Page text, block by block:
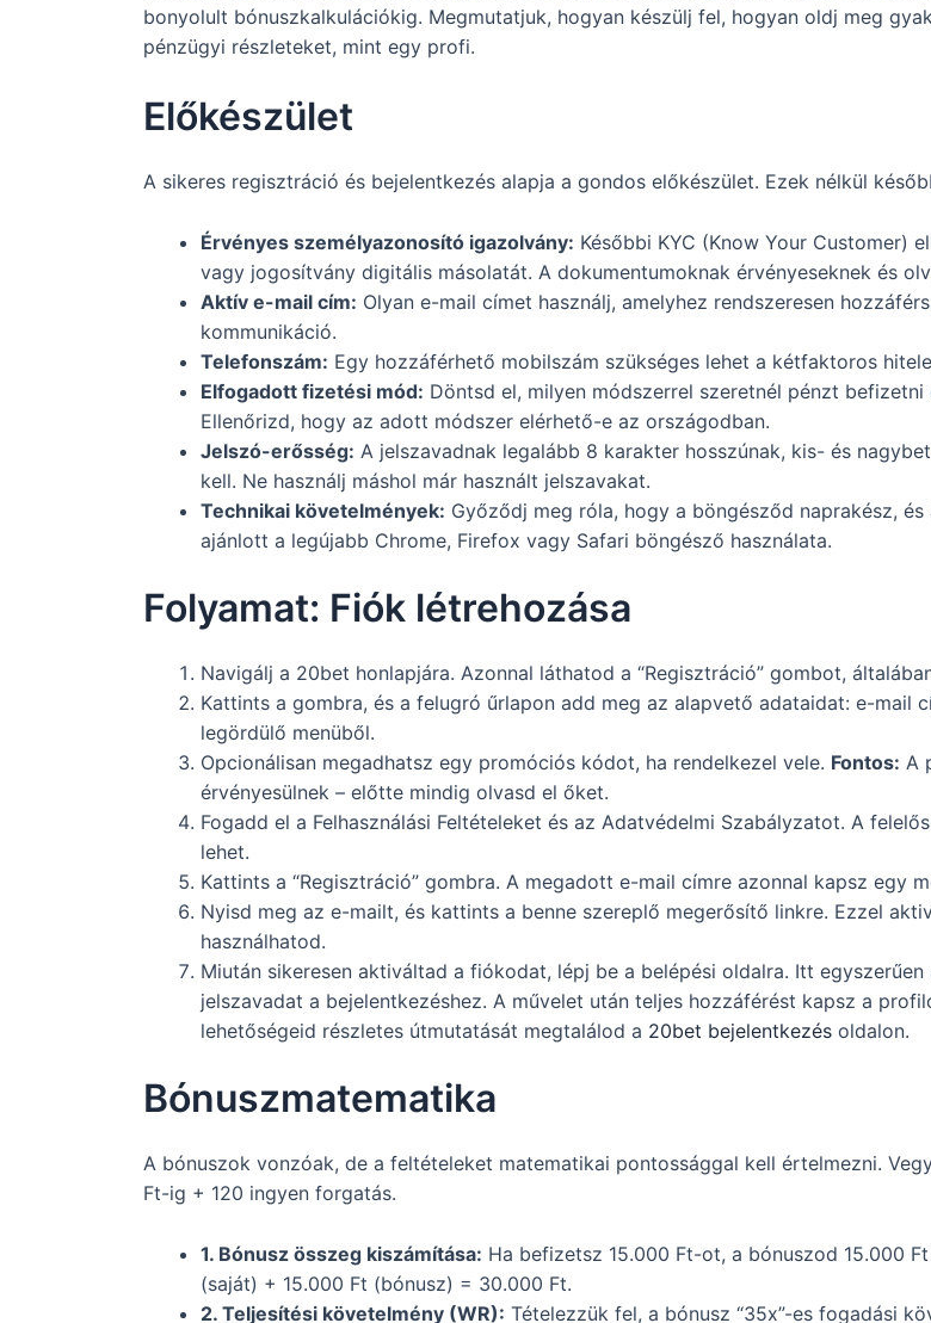
bonyolult bónuszkalkulációkig. Megmutatjuk, hogyan készülj fel, hogyan oldj meg
pénzügyi részleteket, mint egy profi.
Előkészület
A sikeres regisztráció és bejelentkezés alapja a gondos előkészület. Ezek nélkül
Érvényes személyazonosító igazolvány: Későbbi KYC (Know Your Customer)
vagy jogosítvány digitális másolatát. A dokumentumoknak érvényeseknek és
Aktív e-mail cím: Olyan e-mail címet használj, amelyhez rendszeresen
kommunikáció.
Telefonszám: Egy hozzáférhető mobilszám szükséges lehet a kétfaktoros
Elfogadott fizetési mód: Döntsd el, milyen módszerrel szeretnél pénzt
Ellenőrizd, hogy az adott módszer elérhető-e az országodban.
Jelszó-erősség: A jelszavadnak legalább 8 karakter hosszúnak, kis- és
kell. Ne használj máshol már használt jelszavakat.
Technikai követelmények: Győződj meg róla, hogy a böngésződ naprakész,
ajánlott a legújabb Chrome, Firefox vagy Safari böngésző használata.
Folyamat: Fiók létrehozása
Navigálj a 20bet honlapjára. Azonnal láthatod a “Regisztráció” gombot,
Kattints a gombra, és a felugró űrlapon add meg az alapvető adataidat: e-mail
legördülő menüből.
Opcionálisan megadhatsz egy promóciós kódot, ha rendelkezel vele. Fontos: A
érvényesülnek – előtte mindig olvasd el őket.
Fogadd el a Felhasználási Feltételeket és az Adatvédelmi Szabályzatot. A
lehet.
Kattints a “Regisztráció” gombra. A megadott e-mail címre azonnal kapsz egy
Nyisd meg az e-mailt, és kattints a benne szereplő megerősítő linkre. Ezzel
használhatod.
Miután sikeresen aktiváltad a fiókodat, lépj be a belépési oldalra. Itt
jelszavadat a bejelentkezéshez. A művelet után teljes hozzáférést kapsz a
lehetőségeid részletes útmutatását megtalálod a 20bet bejelentkezés oldalon.
Bónuszmatematika
A bónuszok vonzóak, de a feltételeket matematikai pontossággal kell értelmezni.
Ft-ig + 120 ingyen forgatás.
1. Bónusz összeg kiszámítása: Ha befizetsz 15.000 Ft-ot, a bónuszod 15.000
(saját) + 15.000 Ft (bónusz) = 30.000 Ft.
2. Teljesítési követelmény (WR): Tételezzük fel, a bónusz “35x”-es fogadási